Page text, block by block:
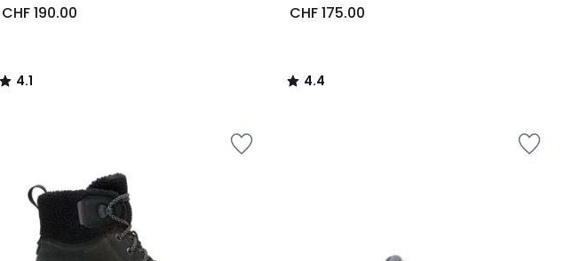
CHF 190.00
4.1
/
CHF 175.00
4.4
/